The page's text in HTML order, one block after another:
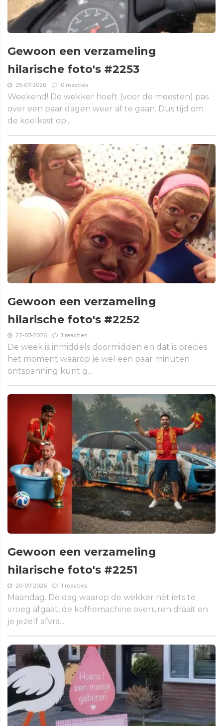
Gewoon een verzameling
hilarische foto's #2253
25-07-2026 0 reacties
Weekend! De wekker hoeft (voor de meesten) pas
over een paar dagen weer af te gaan. Dus tijd om
de koelkast op...
Gewoon een verzameling
hilarische foto's #2252
22-07-2026 1 reacties
De week is inmiddels doormidden en dat is precies
het moment waarop je wel een paar minuten
ontspanning kunt g...
Gewoon een verzameling
hilarische foto's #2251
20-07-2026 1 reacties
Maandag. De dag waarop de wekker nét iets te
vroeg afgaat, de koffiemachine overuren draait en
je jezelf afvra...